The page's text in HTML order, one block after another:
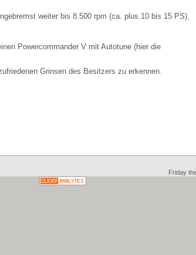
weiter bis 8.500 rpm (ca. plus 10 bis 15 PS).
Powercommander V mit Autotune (hier die
Grinsen des Besitzers zu erkennen.
Friday